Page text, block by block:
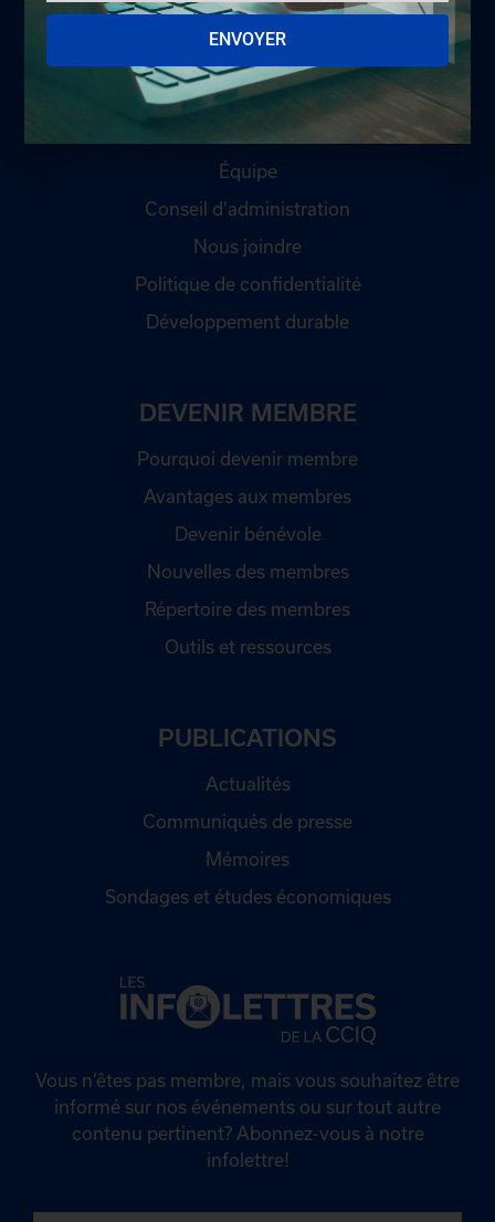
Offres d'emploi
Qui sommes-nous ?
Équipe
Conseil d'administration
Nous joindre
Politique de confidentialité
Développement durable
DEVENIR MEMBRE
Pourquoi devenir membre
Avantages aux membres
Devenir bénévole
Nouvelles des membres
Répertoire des membres
Outils et ressources
PUBLICATIONS
Actualités
Communiqués de presse
Mémoires
Sondages et études économiques
Vous n’êtes pas membre, mais vous souhaitez être
informé sur nos événements ou sur tout autre
contenu pertinent? Abonnez-vous à notre
infolettre!
ENVOYER